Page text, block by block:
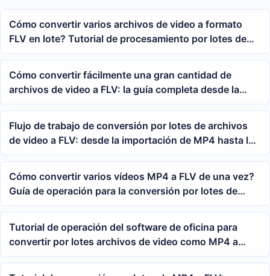
Cómo convertir varios archivos de video a formato
FLV en lote? Tutorial de procesamiento por lotes de
MP4 a FLV
Cómo convertir fácilmente una gran cantidad de
archivos de video a FLV: la guía completa desde la
importación de carpetas hasta la salida por lotes
Flujo de trabajo de conversión por lotes de archivos
de video a FLV: desde la importación de MP4 hasta la
generación de resultados FLV
Cómo convertir varios vídeos MP4 a FLV de una vez?
Guía de operación para la conversión por lotes de
formatos de vídeo
Tutorial de operación del software de oficina para
convertir por lotes archivos de video como MP4 a
formato FLV